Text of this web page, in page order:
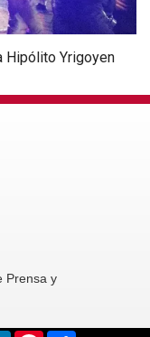
Hipólito Yrigoyen
Prensa y